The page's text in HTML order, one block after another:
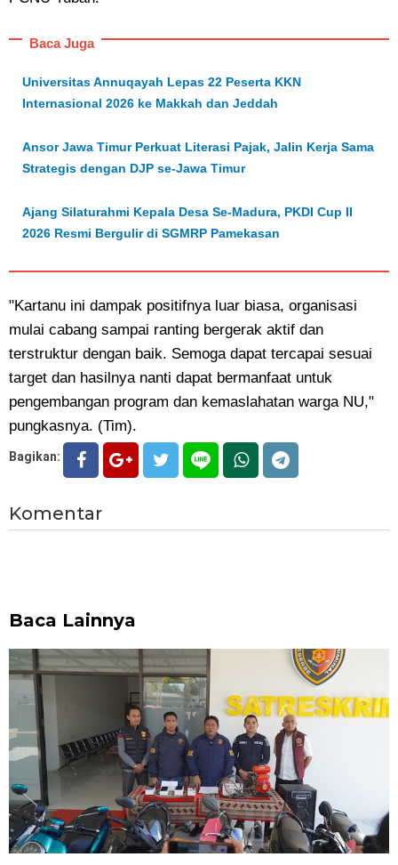
Baca Juga
Universitas Annuqayah Lepas 22 Peserta KKN
Internasional 2026 ke Makkah dan Jeddah
Ansor Jawa Timur Perkuat Literasi Pajak, Jalin Kerja Sama
Strategis dengan DJP se-Jawa Timur
Ajang Silaturahmi Kepala Desa Se-Madura, PKDI Cup II
2026 Resmi Bergulir di SGMRP Pamekasan
"Kartanu ini dampak positifnya luar biasa, organisasi
mulai cabang sampai ranting bergerak aktif dan
terstruktur dengan baik. Semoga dapat tercapai sesuai
target dan hasilnya nanti dapat bermanfaat untuk
pengembangan program dan kemaslahatan warga NU,"
pungkasnya. (Tim).
Bagikan:
Komentar
Baca Lainnya